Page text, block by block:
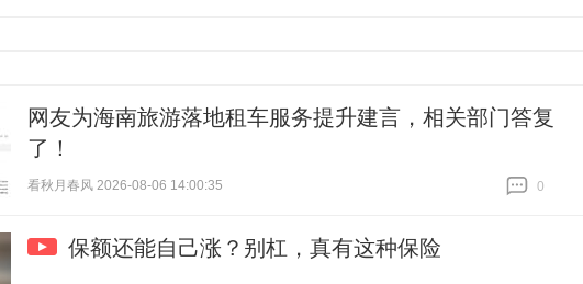
网友为海南旅游落地租车服务提升建言，相关部门答复
了！
看秋月春风 2026-08-06 14:00:35
0
保额还能自己涨？别杠，真有这种保险